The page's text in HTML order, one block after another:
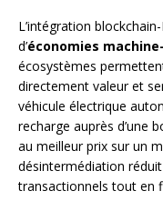
L’intégration
d’économies
écosystèmes
directement valeur et
véhicule électrique
recharge auprès d’une
au meilleur prix sur un
désintermédiation
transactionnels tout en